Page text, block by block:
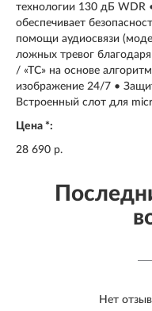
технологии 130 дБ
обеспечивает
помощи аудиосвязи
ложных тревог
/ «ТС» на основе
изображение 24/7 •
Встроенный слот для
Цена *:
28 690 р.
Нет